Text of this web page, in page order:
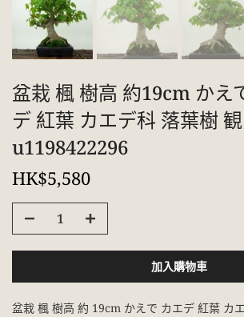
盆栽 楓 樹高 約19cm かえ
デ 紅葉 カエデ科 落葉樹
u1198422296
HK$5,580
加入購物車
盆栽 楓 樹高 約 19cm かえで カエデ 紅葉 カ